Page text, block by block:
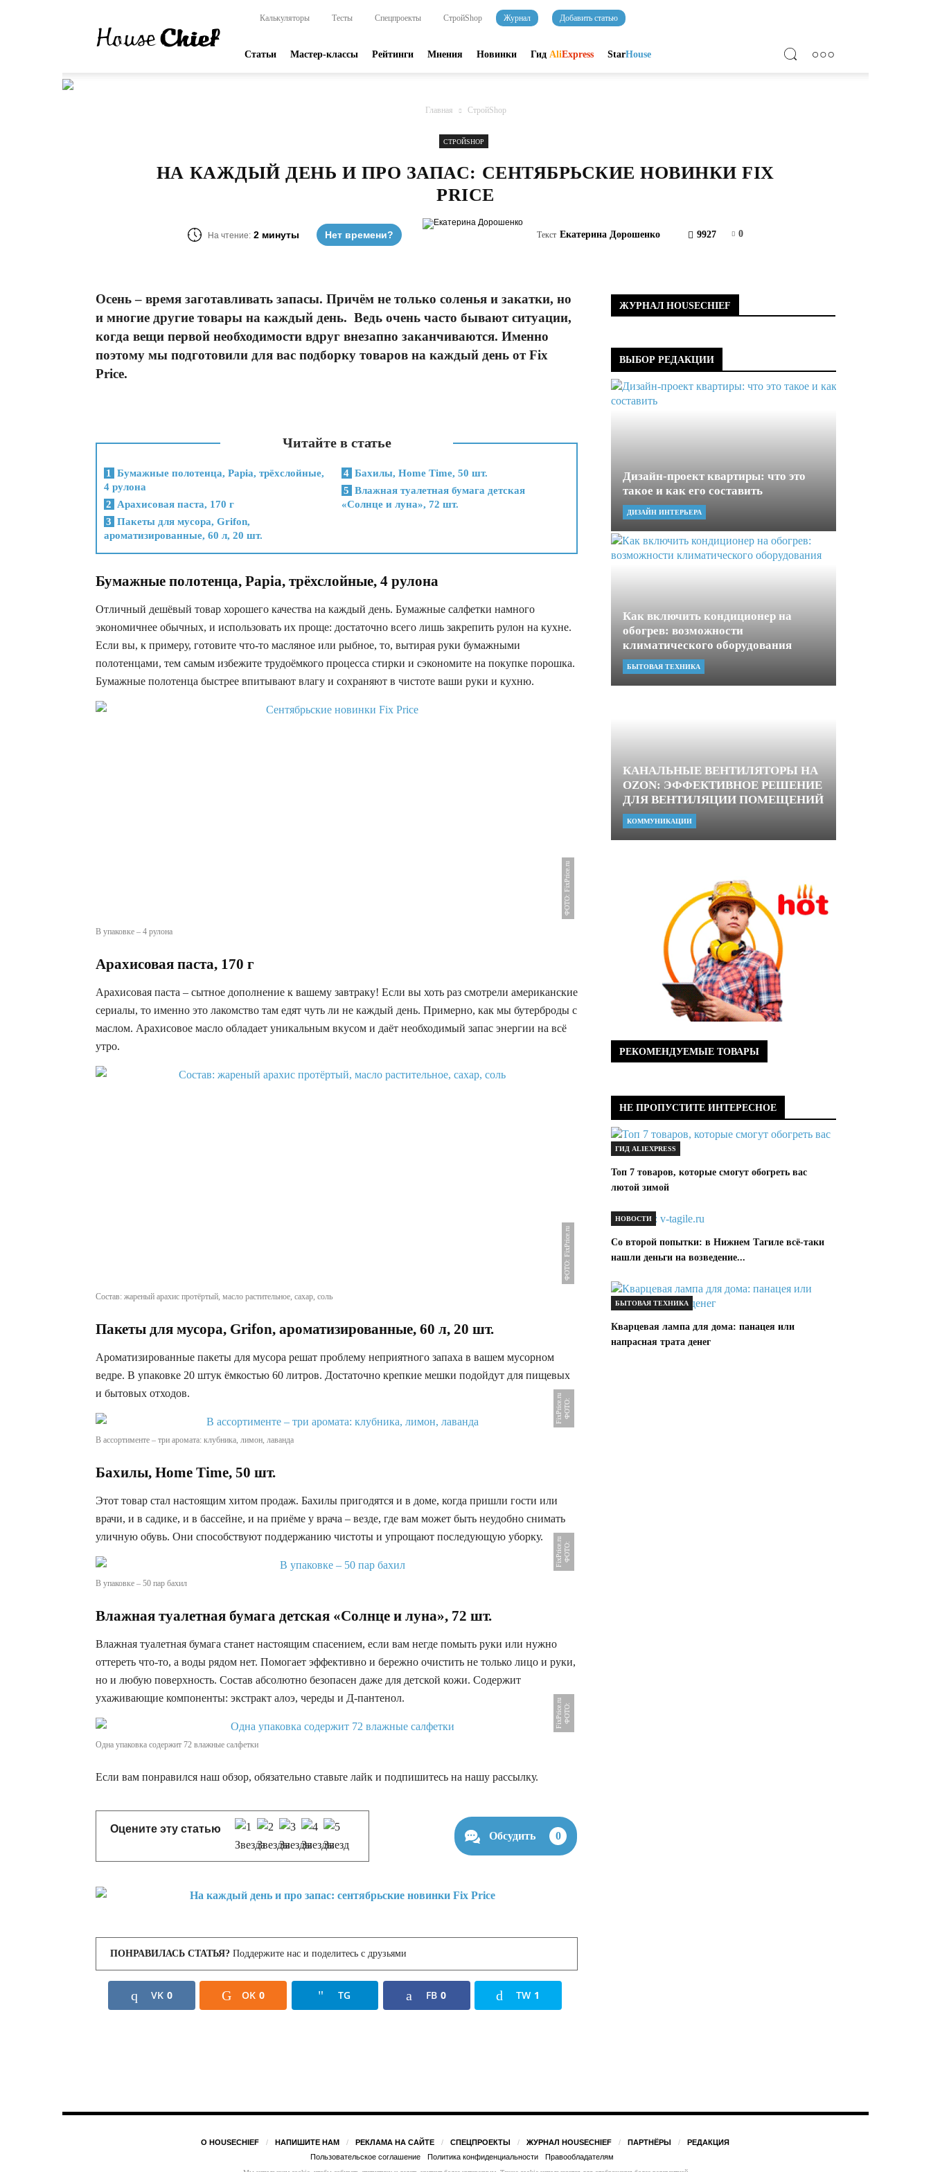
online-
издание
Калькуляторы Тесты Спецпроекты СтройShop Журнал Добавить статью
Статьи Мастер-классы Рейтинги Мнения Новинки Гид AliExpress StarHouse
Главная СтройShop
СТРОЙSHOP
НА КАЖДЫЙ ДЕНЬ И ПРО ЗАПАС: СЕНТЯБРЬСКИЕ НОВИНКИ FIX
PRICE
На чтение: 2 минуты Нет времени? Текст Екатерина Дорошенко 9927 0
Осень – время заготавливать запасы. Причём не только соленья и закатки, но
и многие другие товары на каждый день. Ведь очень часто бывают ситуации,
когда вещи первой необходимости вдруг внезапно заканчиваются. Именно
поэтому мы подготовили для вас подборку товаров на каждый день от Fix
Price.
Читайте в статье
1
Бумажные полотенца, Papia, трёхслойные,
4 рулона
2
Арахисовая паста, 170 г
3 Пакеты для мусора, Grifon,
ароматизированные, 60 л, 20 шт.
4 Бахилы, Home Time, 50 шт.
5 Влажная туалетная бумага детская
«Солнце и луна», 72 шт.
Бумажные полотенца, Papia, трёхслойные, 4 рулона
Отличный дешёвый товар хорошего качества на каждый день. Бумажные салфетки намного
экономичнее обычных, и использовать их проще: достаточно всего лишь закрепить рулон на кухне.
Если вы, к примеру, готовите что-то масляное или рыбное, то, вытирая руки бумажными
полотенцами, тем самым избежите трудоёмкого процесса стирки и сэкономите на покупке порошка.
Бумажные полотенца быстрее впитывают влагу и сохраняют в чистоте ваши руки и кухню.
ФОТО: FixPrice.ru
В упаковке – 4 рулона
Арахисовая паста, 170 г
Арахисовая паста – сытное дополнение к вашему завтраку! Если вы хоть раз смотрели американские
сериалы, то именно это лакомство там едят чуть ли не каждый день. Примерно, как мы бутерброды с
маслом. Арахисовое масло обладает уникальным вкусом и даёт необходимый запас энергии на всё
утро.
ФОТО: FixPrice.ru
Cостав: жареный арахис протёртый, масло растительное, сахар, соль
Пакеты для мусора, Grifon, ароматизированные, 60 л, 20 шт.
Ароматизированные пакеты для мусора решат проблему неприятного запаха в вашем мусорном
ведре. В упаковке 20 штук ёмкостью 60 литров. Достаточно крепкие мешки подойдут для пищевых
и бытовых отходов.
Ф
О
Т
О
:
F
i
x
P
r
i
c
e
.
r
u
В ассортименте – три аромата: клубника, лимон, лаванда
Бахилы, Home Time, 50 шт.
Этот товар стал настоящим хитом продаж. Бахилы пригодятся и в доме, когда пришли гости или
врачи, и в садике, и в бассейне, и на приёме у врача – везде, где вам может быть неудобно снимать
уличную обувь. Они способствуют поддержанию чистоты и упрощают последующую уборку.
Ф
О
Т
О
:
F
i
x
P
r
i
c
e
.
r
u
В упаковке – 50 пар бахил
Влажная туалетная бумага детская «Солнце и луна», 72 шт.
Влажная туалетная бумага станет настоящим спасением, если вам негде помыть руки или нужно
оттереть что-то, а воды рядом нет. Помогает эффективно и бережно очистить не только лицо и руки,
но и любую поверхность. Состав абсолютно безопасен даже для детской кожи. Содержит
ухаживающие компоненты: экстракт алоэ, череды и Д-пантенол.
Ф
О
Т
О
:
F
i
x
P
r
i
c
e
.
r
u
Одна упаковка содержит 72 влажные салфетки
Если вам понравился наш обзор, обязательно ставьте лайк и подпишитесь на нашу рассылку.
Оцените эту статью
Обсудить 0
ПОНРАВИЛАСЬ СТАТЬЯ? Поддержите нас и поделитесь с друзьями
VK 0 OK 0 TG FB 0 TW 1
ЖУРНАЛ HOUSECHIEF
ВЫБОР РЕДАКЦИИ
Дизайн-проект квартиры: что это
такое и как его составить
ДИЗАЙН ИНТЕРЬЕРА
Как включить кондиционер на
обогрев: возможности
климатического оборудования
БЫТОВАЯ ТЕХНИКА
КАНАЛЬНЫЕ ВЕНТИЛЯТОРЫ НА
OZON: ЭФФЕКТИВНОЕ РЕШЕНИЕ
ДЛЯ ВЕНТИЛЯЦИИ ПОМЕЩЕНИЙ
КОММУНИКАЦИИ
РЕКОМЕНДУЕМЫЕ ТОВАРЫ
НЕ ПРОПУСТИТЕ ИНТЕРЕСНОЕ
ГИД ALIEXPRESS
Топ 7 товаров, которые смогут обогреть вас
лютой зимой
НОВОСТИ
Со второй попытки: в Нижнем Тагиле всё-таки
нашли деньги на возведение...
БЫТОВАЯ ТЕХНИКА
Кварцевая лампа для дома: панацея или
напрасная трата денег
О HOUSECHIEF НАПИШИТЕ НАМ РЕКЛАМА НА САЙТЕ СПЕЦПРОЕКТЫ ЖУРНАЛ HOUSECHIEF ПАРТНЁРЫ
РЕДАКЦИЯ
Пользовательское соглашение
Политика конфиденциальности Правообладателям